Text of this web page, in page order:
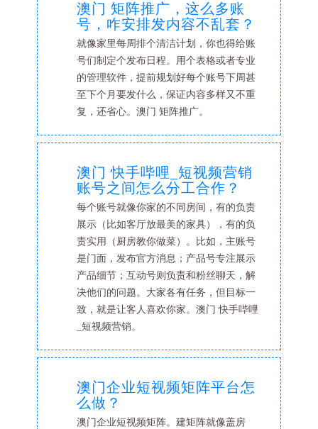
澳门 矩阵推广，这么多账
号，咋安排发内容不乱套？
就像家里每周排个清洁计划，你也得给账
号们制定个发布日程。用个表格或者专业
的管理软件，提前规划好每个账号下周甚
至下个月要发什么，保证内容多样又不重
复，还省心。澳门 矩阵推广。
澳门 快手哔哩_短视频营销
账号之间怎么分工合作？
每个账号就像你家的不同房间，有的负责
展示（比如客厅放最美的家具），有的负
责实用（厨房教你做菜）。比如，主账号
是门面，发布官方消息；产品号专注展示
产品细节；互动号则负责和粉丝聊天，解
决他们的问题。大家各有任务，但目标一
致，就是让客人喜欢你家。澳门 快手哔哩
_短视频营销。
澳门企业短视频矩阵平台怎
么做？
澳门企业短视频矩阵。建矩阵就像盖房